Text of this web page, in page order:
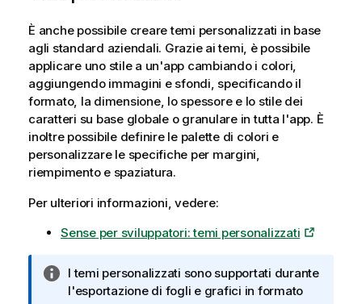
f
o
r
m
a
t
i
c
a
È anche possibile creare temi personalizzati in base
agli standard aziendali. Grazie ai temi, è possibile
applicare uno stile a un'app cambiando i colori,
aggiungendo immagini e sfondi, specificando il
formato, la dimensione, lo spessore e lo stile dei
caratteri su base globale o granulare in tutta l'app. È
inoltre possibile definire le palette di colori e
personalizzare le specifiche per margini,
riempimento e spaziatura.
Per ulteriori informazioni, vedere:
Sense per sviluppatori: temi personalizzati
N
o
I temi personalizzati sono supportati durante
l'esportazione di fogli e grafici in formato